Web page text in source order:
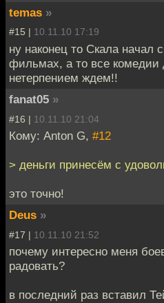
temas »
#15 | 10.11.10 17:19
ну наконец то Скала начал
фильмах, а то все комедии
нетерпением ждем!!
fanat05 »
#16 | 10.11.10 21:04
Кому: Anton G, #12
> деньги принесём с
это точно!
Deus »
#17 | 10.11.10 21:52
почему интересно меня
радовать?
в последний раз вставил